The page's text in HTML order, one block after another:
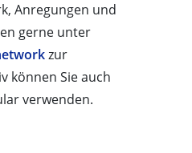
Anregungen und
gerne unter
zur
können Sie auch
verwenden.